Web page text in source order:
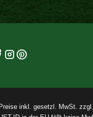
inkl. gesetzl. MwSt. zzgl.